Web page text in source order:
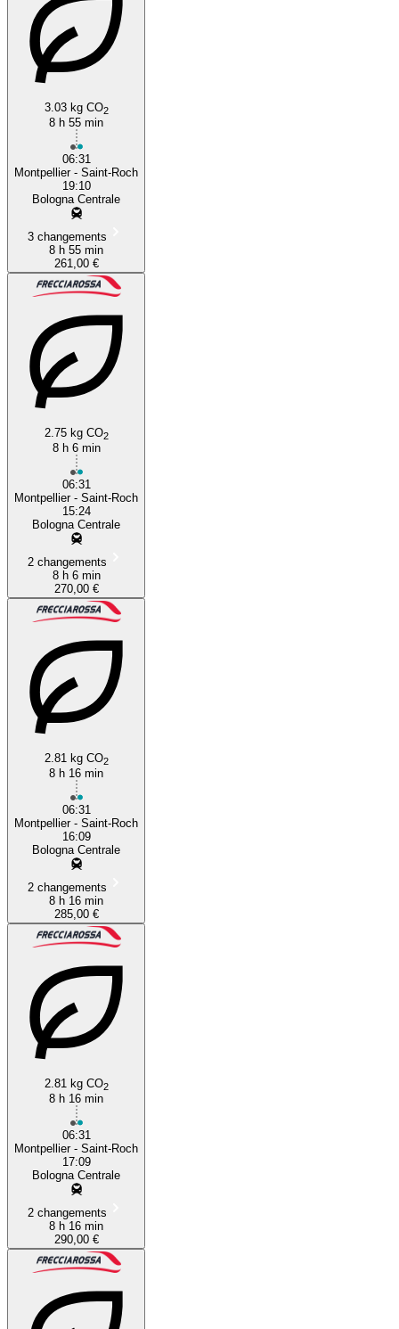
Montpellier
3.03 kg CO2
8 h 55 min
06:31
Montpellier - Saint-Roch
19:10
Bologna Centrale
3 changements
8 h 55 min
261,00 €
2.75 kg CO2
8 h 6 min
06:31
Montpellier - Saint-Roch
15:24
Bologna Centrale
2 changements
8 h 6 min
270,00 €
2.81 kg CO2
8 h 16 min
06:31
Montpellier - Saint-Roch
16:09
Bologna Centrale
2 changements
8 h 16 min
285,00 €
2.81 kg CO2
8 h 16 min
06:31
Montpellier - Saint-Roch
17:09
Bologna Centrale
2 changements
8 h 16 min
290,00 €